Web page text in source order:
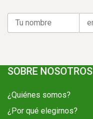
SOBRE NOSOTROS
¿Quiénes somos?
¿Por qué elegirnos?